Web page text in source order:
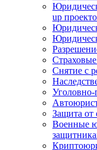
up
Снятие с
Уголовно-
Защита от
Военные